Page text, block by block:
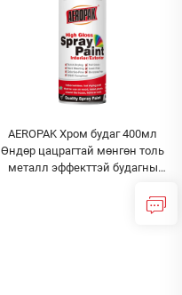
AEROPAK Хром будаг 400мл
Өндөр цацрагтай мөнгөн толь
металл эффекттэй будагны